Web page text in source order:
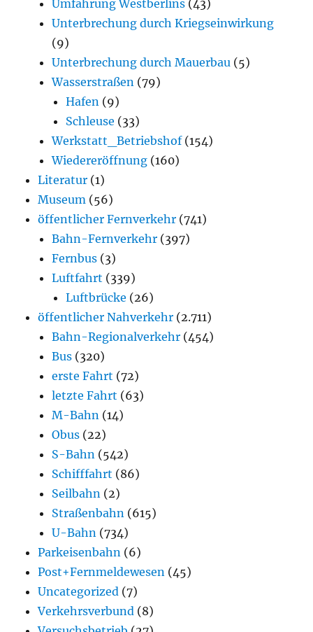
Umfahrung Westberlins (43)
Unterbrechung durch Kriegseinwirkung
(9)
Unterbrechung durch Mauerbau (5)
Wasserstraßen (79)
Hafen (9)
Schleuse (33)
Werkstatt_Betriebshof(154)
Wiedereröffnung (160)
Literatur (1)
Museum (56)
öffentlicher Fernverkehr (741)
Bahn-Fernverkehr (397)
Fernbus (3)
Luftfahrt (339)
Luftbrücke (26)
öffentlicher Nahverkehr (2.711)
Bahn-Regionalverkehr (454)
Bus (320)
erste Fahrt (72)
letzte Fahrt (63)
M-Bahn (14)
Obus (22)
S-Bahn (542)
Schifffahrt (86)
Seilbahn (2)
Straßenbahn (615)
U-Bahn (734)
Parkeisenbahn (6)
Post+Fernmeldewesen (45)
Uncategorized (7)
Verkehrsverbund (8)